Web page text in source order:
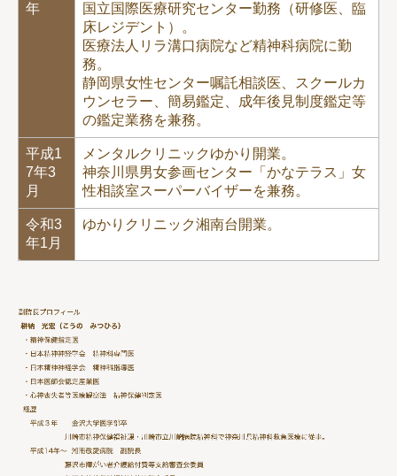
年
国立国際医療研究センター勤務（研修医、臨
床レジデント）。
医療法人リラ溝口病院など精神科病院に勤
務。
静岡県女性センター嘱託相談医、スクールカ
ウンセラー、簡易鑑定、成年後見制度鑑定等
の鑑定業務を兼務。
平成1
7年3
月
メンタルクリニックゆかり開業。
神奈川県男女参画センター「かなテラス」 女
性相談室スーパーバイザーを兼務。
令和3
年1月
ゆかりクリニック湘南台開業。